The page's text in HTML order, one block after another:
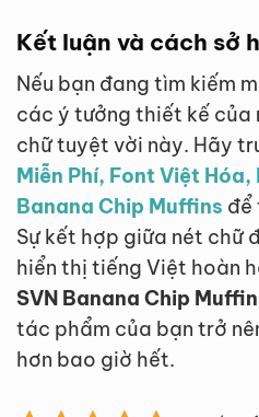
Kết luận và cách sở
Nếu bạn đang tìm kiếm
các ý tưởng thiết kế của
chữ tuyệt vời này. Hãy
Miễn Phí, Font Việt
Banana Chip Muffins để
Sự kết hợp giữa nét chữ
hiển thị tiếng Việt hoàn
SVN Banana Chip
tác phẩm của bạn trở
hơn bao giờ hết.